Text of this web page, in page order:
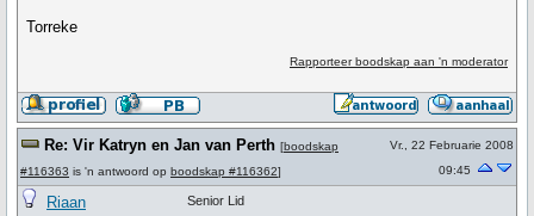
Torreke
Rapporteer boodskap aan 'n moderator
Re: Vir Katryn en Jan van Perth [boodskap
#116363 is 'n antwoord op boodskap #116362]
Vr., 22 Februarie 2008
09:45
Riaan Senior Lid